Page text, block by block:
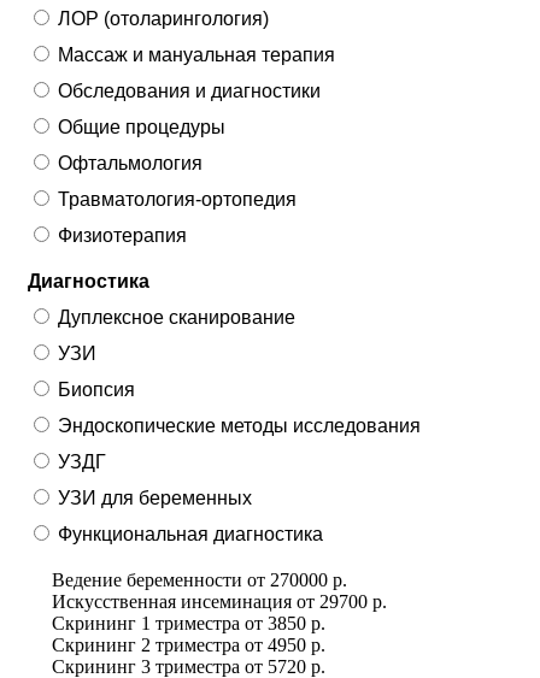
ЛОР (отоларингология)
Массаж и мануальная терапия
Обследования и диагностики
Общие процедуры
Офтальмология
Травматология-ортопедия
Физиотерапия
Диагностика
Дуплексное сканирование
УЗИ
Биопсия
Эндоскопические методы исследования
УЗДГ
УЗИ для беременных
Функциональная диагностика
Ведение беременности от 270000 р.
Искусственная инсеминация от 29700 р.
Скрининг 1 триместра от 3850 р.
Скрининг 2 триместра от 4950 р.
Скрининг 3 триместра от 5720 р.